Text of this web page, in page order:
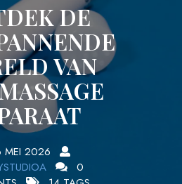
DE
VAN
MEI 2026
0